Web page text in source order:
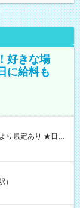
好きな場
に給料も
お仕事後はコ
試
）